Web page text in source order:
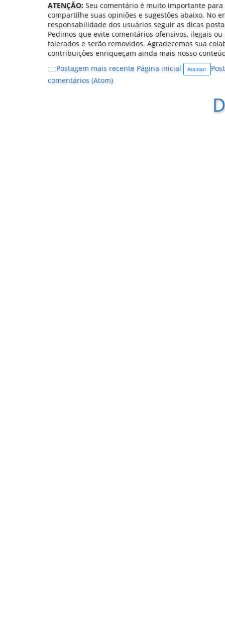
ATENÇÃO: Seu comentário é muito importante para
compartilhe suas opiniões e sugestões abaixo. No
responsabilidade dos usuários seguir as dicas
Pedimos que evite comentários ofensivos, ilegais
tolerados e serão removidos. Agradecemos sua
contribuições enriqueçam ainda mais nosso
Postagem mais recente Página inicial Assinar:
comentários (Atom)